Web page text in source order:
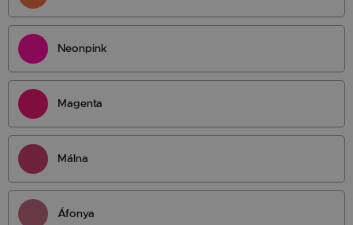
Neonpink
Magenta
Málna
Áfonya